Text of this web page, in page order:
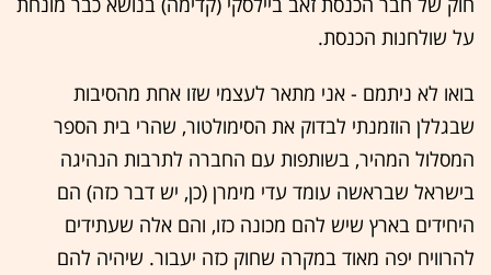
על שולחנות הכנסת.
בואו לא ניתמם - אני מתאר לעצמי שזו אחת מהסיבות
שבגללן הוזמנתי לבדוק את הסימולטור, שהרי בית הספר
המסלול המהיר, בשותפות עם החברה לתרבות הנהיגה
בישראל שבראשה עומד עדי מימרן (כן, יש דבר כזה) הם
היחידים בארץ שיש להם מכונה כזו, והם אלה שעתידים
להרוויח יפה מאוד במקרה שחוק כזה יעבור. שיהיה להם